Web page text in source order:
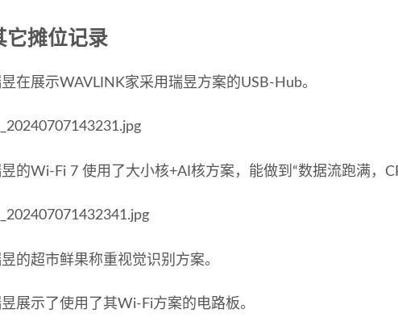
它摊位记录
在展示WAVLINK家采用瑞昱方案的USB-Hub。
的Wi-Fi 7 使用了大小核+AI核方案，能做到“数据流跑满，
的超市鲜果称重视觉识别方案。
展示了使用了其Wi-Fi方案的电路板。